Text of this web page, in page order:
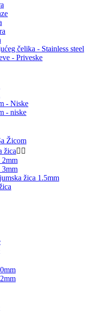
čelika - Stainless steel
- Priveske
- Niske
- niske
Žicom
žica 
2mm
3mm
žica 1.5mm